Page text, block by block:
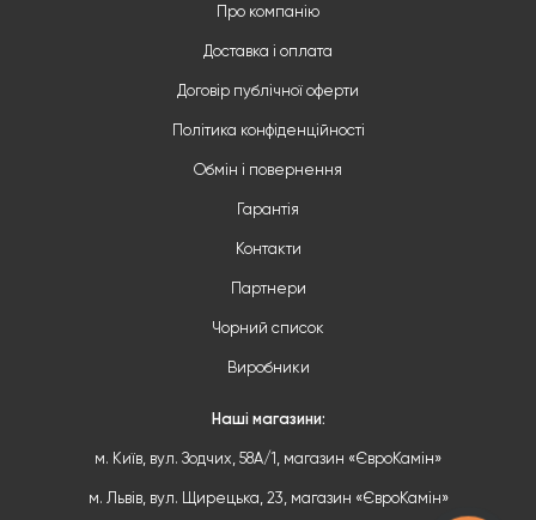
Про компанію
Доставка і оплата
Договір публічної оферти
Політика конфіденційності
Обмін і повернення
Гарантія
Контакти
Партнери
Чорний список
Виробники
Наші магазини:
м. Київ, вул. Зодчих, 58А/1, магазин «ЄвроКамін»
м. Львів, вул. Щирецька, 23, магазин «ЄвроКамін»